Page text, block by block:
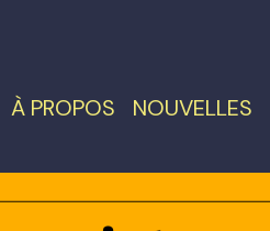
À PROPOS NOUVELLES